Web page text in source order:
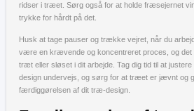
ridser i træet. Sørg også for at holde fræsejernet
trykke for hårdt på det.
Husk at tage pauser og trække vejret, når du
være en krævende og koncentreret proces, og det
træt eller sløset i dit arbejde. Tag dig tid til at
design undervejs, og sørg for at træet er jævnt og
færdiggørelsen af dit træ-design.